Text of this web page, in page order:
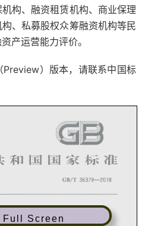
构、融资租赁机构、商业保理
、私募股权众筹融资机构等民
产运营能力评价。
）版本，请联系中国标
Screen